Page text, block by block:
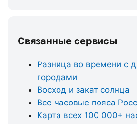
Связанные сервисы
Разница во времени с
городами
Восход и закат солнца
Все часовые пояса
Карта всех 100 000+